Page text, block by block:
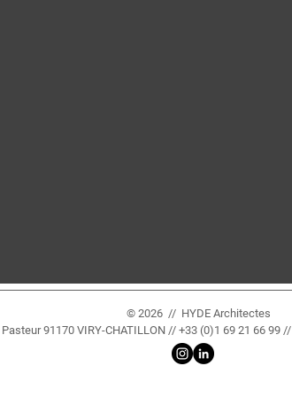
© 2026 // HYDE Architectes
Pasteur 91170 VIRY-CHATILLON // +33 (0)1 69 21 66 99 //